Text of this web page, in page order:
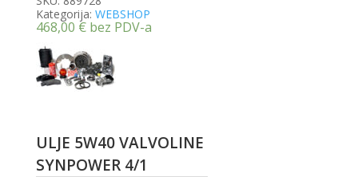
Kategorija: WEBSHOP
468,00 € bez PDV-a
ULJE 5W40 VALVOLINE
SYNPOWER 4/1